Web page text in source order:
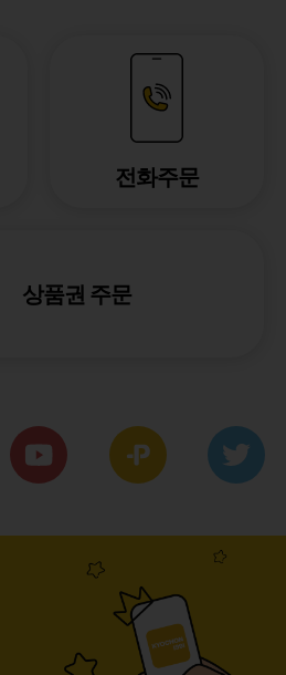
전화주문
상품권 주문